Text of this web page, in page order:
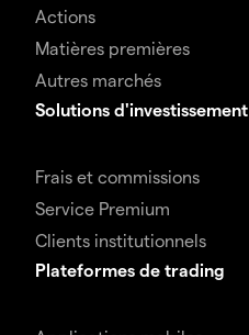
Actions
Matières premières
Autres marchés
Solutions d'investissement
Frais et commissions
Service Premium
Clients institutionnels
Plateformes de trading